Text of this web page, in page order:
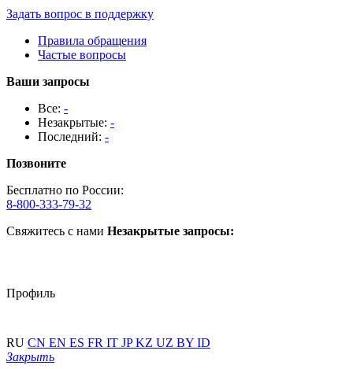
Задать вопрос в поддержку
Правила обращения
Частые вопросы
Ваши запросы
Все: -
Незакрытые: -
Последний: -
Позвоните
Бесплатно по России:
8-800-333-79-32
Свяжитесь с нами Незакрытые запросы:
Профиль
RU CN EN ES FR IT JPKZ UZ BY ID
Закрыть